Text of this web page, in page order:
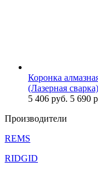
Коронка
(Лазерная
5 406 руб. 5 690
Производители
REMS
RIDGID